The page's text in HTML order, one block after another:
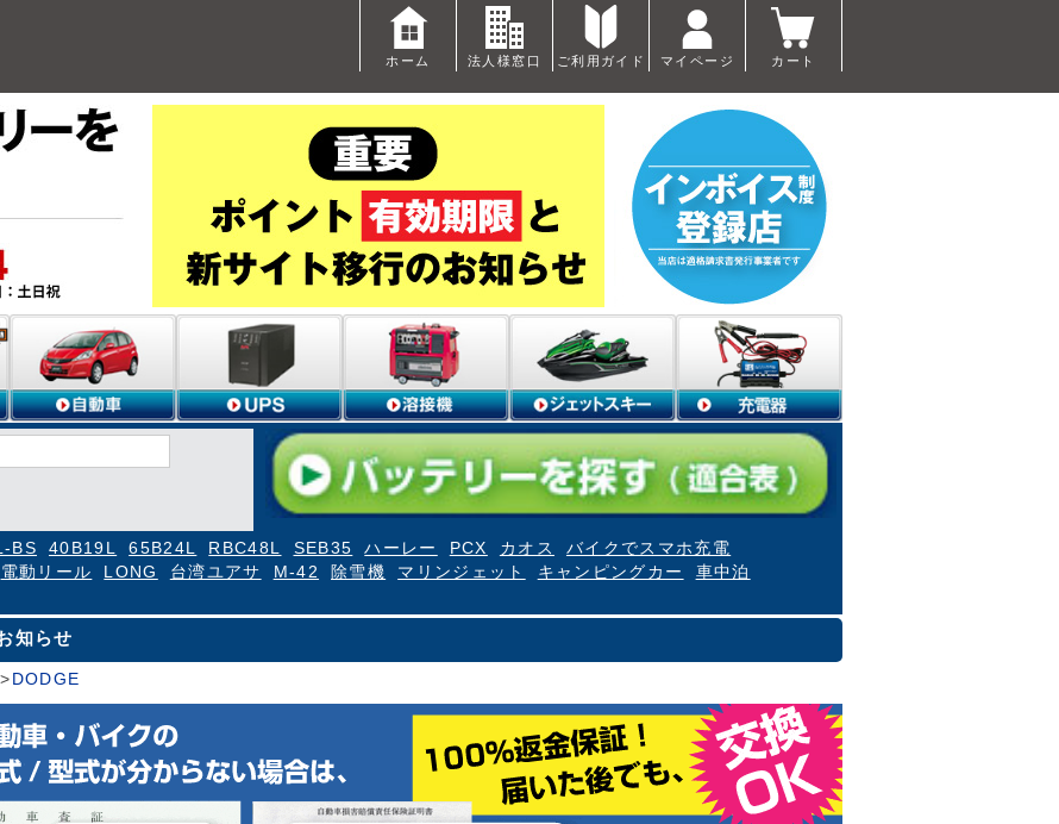
ホーム 法人様窓口 ご利用ガイド マイページ カート
BS 40B19L 65B24L RBC48L SEB35 ハーレー PCX カオス
バイクでスマホ充電
電動リール LONG 台湾ユアサ M-42 除雪機 マリンジェット キャンピングカー 車中泊
知らせ
> DODGE